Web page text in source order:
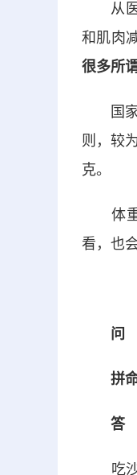
从
和肌肉
很多所
国
则，较
克。
体
看，也
问
拼
答
吃